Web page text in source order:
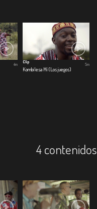
4m
Clip
Kombilesa Mí (Los juegos)
5m
4 contenidos